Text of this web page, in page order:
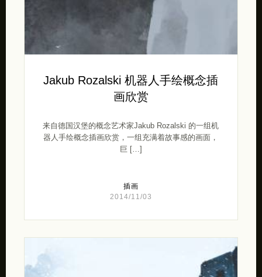
Jakub Rozalski 机器人手绘概念插
画欣赏
来自德国汉堡的概念艺术家Jakub Rozalski 的一组机
器人手绘概念插画欣赏，一组充满着故事感的画面，
巨 […]
插画
2014/11/03